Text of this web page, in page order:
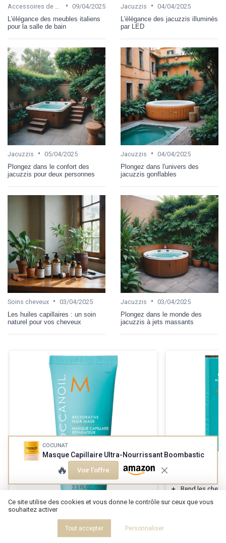
• 09/04/2025
L'élégance des meubles italiens
pour la salle de bain
Jacuzzis • 04/04/2025
L'élégance des jacuzzis illuminés
par LED
Jacuzzis • 05/04/2025
Plongez dans le confort des
jacuzzis pour deux personnes
Jacuzzis • 04/04/2025
Plongez dans l'univers des
jacuzzis gonflables
Soins cheveux • 03/04/2025
Les huiles capillaires : un soin
naturel pour vos cheveux
Jacuzzis • 03/04/2025
Plongez dans le monde des
jacuzzis à jets massants
＋ Rend les
＋ Hydrateles
COCUNAT
Masque Capillaire Ultra-Nourrissant Boombastic
🔥 Voir l'offre
Ce site utilise des cookies et vous donne le contrôle sur ceux que vous
souhaitez activer
Tout accepter Personnaliser